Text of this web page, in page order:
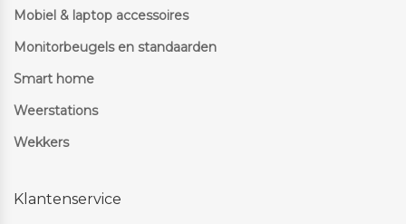
Mobiel & laptop accessoires
Monitorbeugels en standaarden
Smart home
Weerstations
Wekkers
Klantenservice